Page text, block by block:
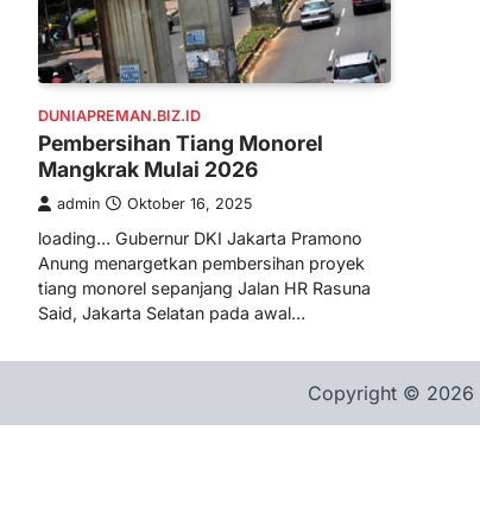
DUNIAPREMAN.BIZ.ID
Pembersihan Tiang Monorel
Mangkrak Mulai 2026
admin Oktober 16, 2025
loading… Gubernur DKI Jakarta Pramono
Anung menargetkan pembersihan proyek
tiang monorel sepanjang Jalan HR Rasuna
Said, Jakarta Selatan pada awal…
Copyright © 2026